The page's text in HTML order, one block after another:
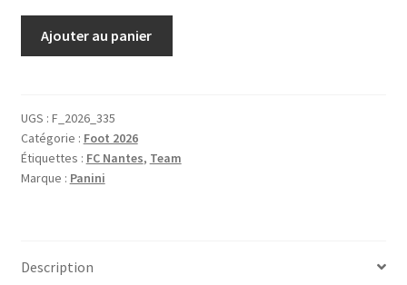
2026
-
Team
/
Ajouter au panier
UGS : F_2026_335
Catégorie : Foot 2026
Étiquettes : FC Nantes, Team
Marque : Panini
Description